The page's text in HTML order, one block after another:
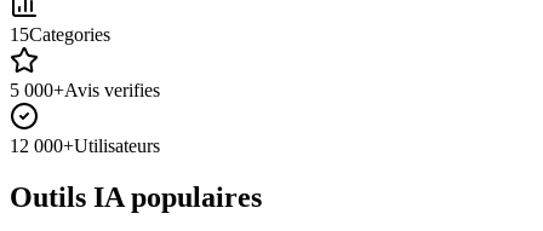
15Categories
5 000+Avis verifies
12 000+Utilisateurs
Outils IA populaires